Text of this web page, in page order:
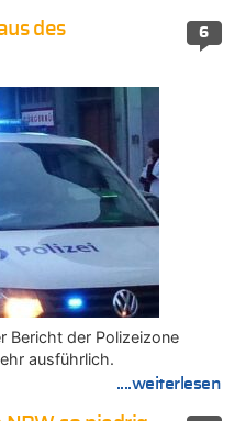
6
des
Bericht der Polizeizone
ausführlich.
....weiterlesen